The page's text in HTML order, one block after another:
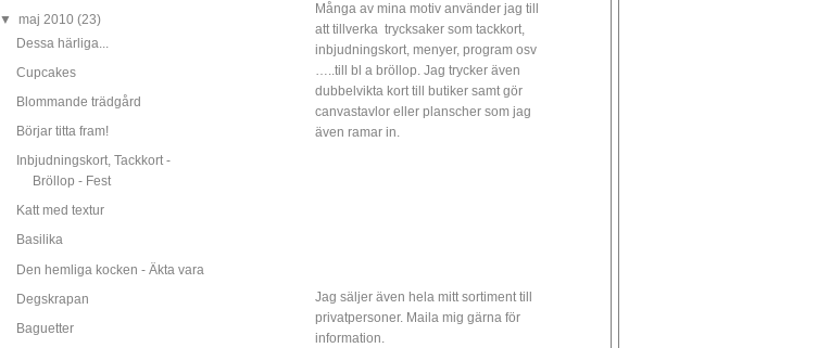
▼maj 2010(23)
Dessa härliga...
Cupcakes
Blommande trädgård
Börjar titta fram!
Inbjudningskort, Tackkort -
Bröllop - Fest
Katt med textur
Basilika
Den hemliga kocken - Äkta vara
Degskrapan
Baguetter
Många av mina motiv använder jag till
att tillverka trycksaker som tackkort,
inbjudningskort, menyer, program osv
…..till bl a bröllop. Jag trycker även
dubbelvikta kort till butiker samt gör
canvastavlor eller planscher som jag
även ramar in.
Jag säljer även hela mitt sortiment till
privatpersoner. Maila mig gärna för
information.